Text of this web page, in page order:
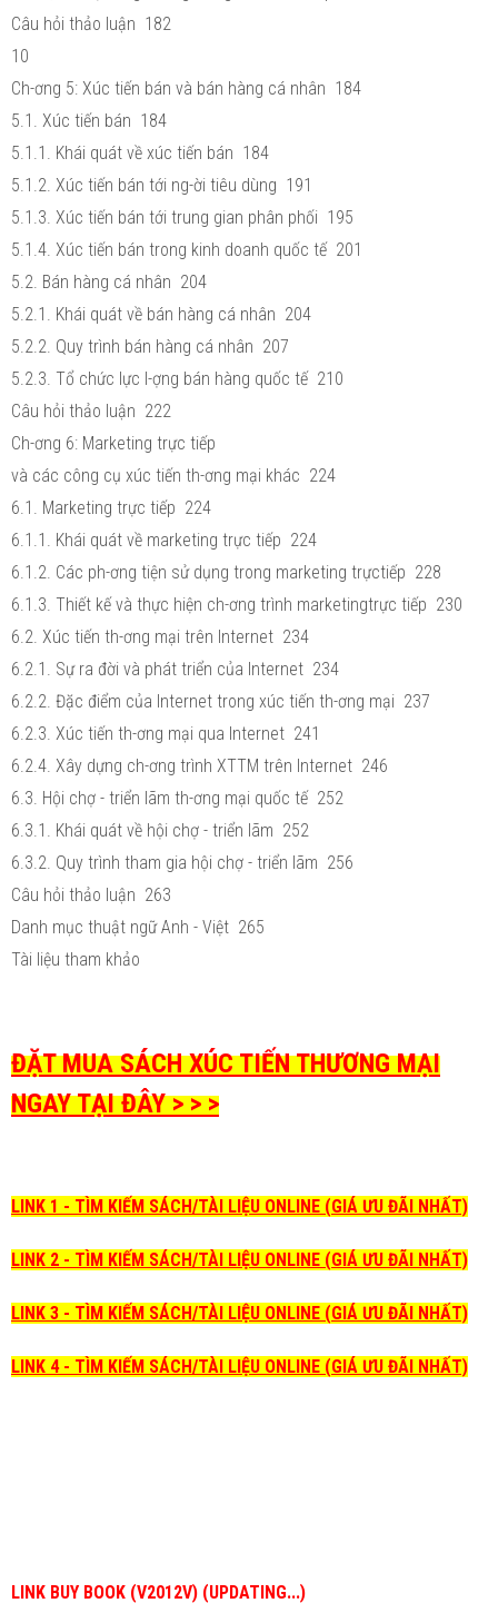
Câu hỏi thảo luận 182
10
Ch-ơng 5: Xúc tiến bán và bán hàng cá nhân 184
5.1. Xúc tiến bán 184
5.1.1. Khái quát về xúc tiến bán 184
5.1.2. Xúc tiến bán tới ng-ời tiêu dùng 191
5.1.3. Xúc tiến bán tới trung gian phân phối 195
5.1.4. Xúc tiến bán trong kinh doanh quốc tế 201
5.2. Bán hàng cá nhân 204
5.2.1. Khái quát về bán hàng cá nhân 204
5.2.2. Quy trình bán hàng cá nhân 207
5.2.3. Tổ chức lực l-ợng bán hàng quốc tế 210
Câu hỏi thảo luận 222
Ch-ơng 6: Marketing trực tiếp
và các công cụ xúc tiến th-ơng mại khác 224
6.1. Marketing trực tiếp 224
6.1.1. Khái quát về marketing trực tiếp 224
6.1.2. Các ph-ơng tiện sử dụng trong marketing trựctiếp 228
6.1.3. Thiết kế và thực hiện ch-ơng trình marketingtrực tiếp 230
6.2. Xúc tiến th-ơng mại trên Internet 234
6.2.1. Sự ra đời và phát triển của Internet 234
6.2.2. Đặc điểm của Internet trong xúc tiến th-ơng mại 237
6.2.3. Xúc tiến th-ơng mại qua Internet 241
6.2.4. Xây dựng ch-ơng trình XTTM trên Internet 246
6.3. Hội chợ - triển lãm th-ơng mại quốc tế 252
6.3.1. Khái quát về hội chợ - triển lãm 252
6.3.2. Quy trình tham gia hội chợ - triển lãm 256
Câu hỏi thảo luận 263
Danh mục thuật ngữ Anh - Việt 265
Tài liệu tham khảo
ĐẶT MUA SÁCH XÚC TIẾN THƯƠNG MẠI
NGAY TẠI ĐÂY > > >
LINK 1 - TÌM KIẾM SÁCH/TÀI LIỆU ONLINE (GIÁ ƯU ĐÃI NHẤT)
LINK 2 - TÌM KIẾM SÁCH/TÀI LIỆU ONLINE (GIÁ ƯU ĐÃI NHẤT)
LINK 3 - TÌM KIẾM SÁCH/TÀI LIỆU ONLINE (GIÁ ƯU ĐÃI NHẤT)
LINK 4 - TÌM KIẾM SÁCH/TÀI LIỆU ONLINE (GIÁ ƯU ĐÃI NHẤT)
LINK BUY BOOK (V2012V) (UPDATING...)